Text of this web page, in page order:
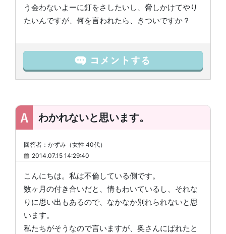
う会わないよーに釘をさしたいし、脅しかけてやり
たいんですが、何を言われたら、きついですか？
わかれないと思います。
回答者：かずみ（女性 40代）
2014.07.15 14:29:40
こんにちは。私は不倫している側です。
数ヶ月の付き合いだと、情もわいているし、それな
りに思い出もあるので、なかなか別れられないと思
います。
私たちがそうなので言いますが、奥さんにばれたと